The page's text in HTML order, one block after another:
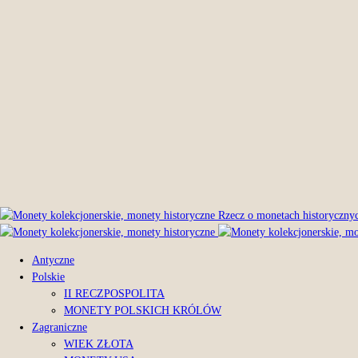
Rzecz o monetach
Antyczne
Polskie
II RECZPOSPOLITA
MONETY POLSKICH KRÓLÓW
Zagraniczne
WIEK ZŁOTA